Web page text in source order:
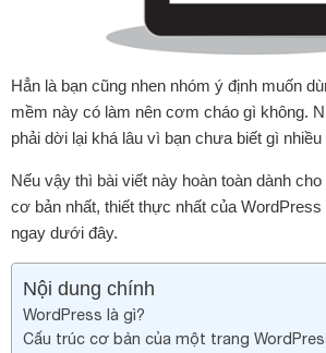
Hẳn là bạn cũng nhen nhóm ý định muốn
mềm này có làm nên cơm cháo gì không.
phải dời lại khá lâu vì bạn chưa biết gì nhiều
Nếu vậy thì bài viết này hoàn toàn dành
cơ bản nhất, thiết thực nhất của
ngay dưới đây.
Nội dung chính
WordPress là gì?
Cấu trúc cơ bản của một trang